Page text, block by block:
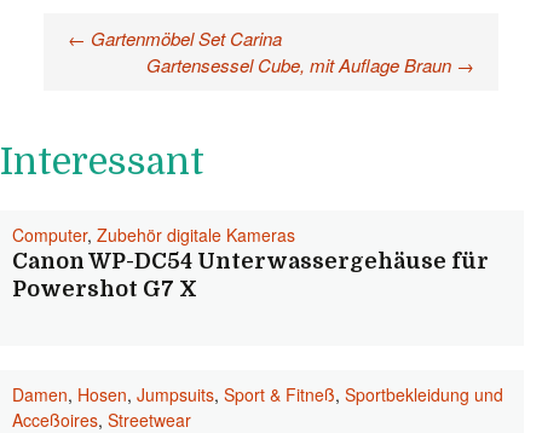
Beitragsnavigation
← Gartenmöbel Set Carina
Gartensessel Cube, mit Auflage Braun →
Interessant
Computer, Zubehör digitale Kameras
Canon WP-DC54 Unterwassergehäuse für
Powershot G7 X
Damen, Hosen, Jumpsuits, Sport & Fitneß, Sportbekleidung und
Acceßoires, Streetwear